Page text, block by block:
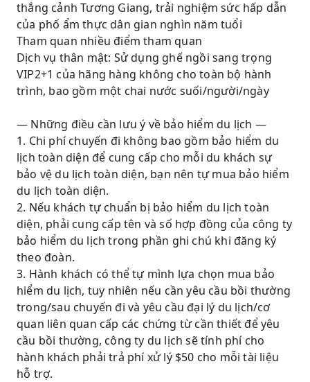
thắng cảnh Tương Giang, trải nghiệm sức hấp dẫn
của phố ẩm thực dân gian nghìn năm tuổi
Tham quan nhiều điểm tham quan
Dịch vụ thân mật: Sử dụng ghế ngồi sang trọng
VIP2+1 của hãng hàng không cho toàn bộ hành
trình, bao gồm một chai nước suối/người/ngày
— Những điều cần lưu ý về bảo hiểm du lịch —
1. Chi phí chuyến đi không bao gồm bảo hiểm du
lịch toàn diện để cung cấp cho mỗi du khách sự
bảo vệ du lịch toàn diện, bạn nên tự mua bảo hiểm
du lịch toàn diện.
2. Nếu khách tự chuẩn bị bảo hiểm du lịch toàn
diện, phải cung cấp tên và số hợp đồng của công ty
bảo hiểm du lịch trong phần ghi chú khi đăng ký
theo đoàn.
3. Hành khách có thể tự mình lựa chọn mua bảo
hiểm du lịch, tuy nhiên nếu cần yêu cầu bồi thường
trong/sau chuyến đi và yêu cầu đại lý du lịch/cơ
quan liên quan cấp các chứng từ cần thiết để yêu
cầu bồi thường, công ty du lịch sẽ tính phí cho
hành khách phải trả phí xử lý $50 cho mỗi tài liệu
hỗ trợ.